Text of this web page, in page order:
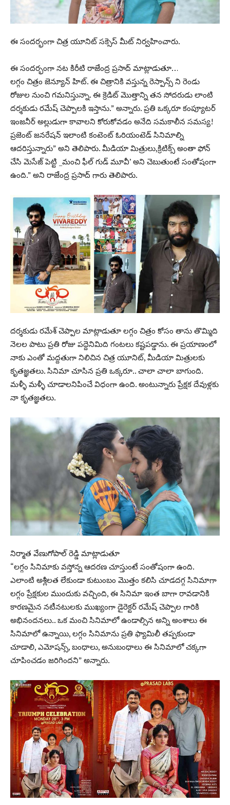
ఈ సందర్భంగా చిత్ర యూనిట్ సక్సెస్ మీట్ నిర్వహించారు.
ఈ సందర్భంగా నట కిరీటి రాజేంద్ర ప్రసాద్ మాట్లాడుతూ…
లగ్గం చిత్రం జెన్యూన్ హిట్. ఈ చిత్రానికి వస్తున్న రెస్పాన్స్ ని రెండు
రోజుల నుంచి గమనిస్తున్నా. ఈ క్రెడిట్ మొత్తాన్ని తన సోదరుడు లాంటి
దర్శకుడు రమేష్ చెప్పాలకి ఇస్తాను.” అన్నారు. ప్రతి ఒక్కరూ కంప్యూటర్
ఇంజనీర్ అల్లుడుగా కావాలని కోరుకోవడం అనేది సమకాలీన సమస్య!
ప్రజెంట్ జనరేషన్ ఇలాంటి కంటెంట్ ఓరియంటెడ్ సినిమాల్ని
ఆదరిస్తున్నారు” అని తెలిపారు. మీడియా మిత్రులు,క్రిటిక్స్ అంతా ఫోన్
చేసి మెసేజ్ పెట్టి _మంచి ఫీల్ గుడ్ మూవీ’ అని చెబుతుంటే సంతోషంగా
ఉంది.” అని రాజేంద్ర ప్రసాద్ గారు తెలిపారు.
దర్శకుడు రమేశ్ చెప్పాల మాట్లాడుతూ లగ్గం చిత్రం కోసం తాను తొమ్మిది
నెలల పాటు ప్రతి రోజు పద్దెనిమిది గంటలు కష్టపడ్డాను. ఈ ప్రయాణంలో
నాకు ఎంతో మద్దతుగా నిలిచిన చిత్ర యూనిట్, మీడియా మిత్రులకు
కృతజ్ఞతలు. సినిమా చూసిన ప్రతి ఒక్కరూ.. చాలా చాలా బాగుంది.
మళ్ళీ మళ్ళీ చూడాలనిపించే విధంగా ఉంది. అంటున్నారు ప్రేక్షక దేవుళ్లకు
నా కృతజ్ఞతలు.
నిర్మాత వేణుగోపాల్ రెడ్డి మాట్లాడుతూ
“లగ్గం సినిమాకు వస్తోన్న ఆదరణ చూస్తుంటే సంతోషంగా ఉంది.
ఎలాంటి అశ్లీలత లేకుండా కుటుంబం మొత్తం కలిసి చూడదగ్గ సినిమాగా
లగ్గం ప్రేక్షకుల ముందుకు వచ్చింది, ఈ సినిమా ఇంత బాగా రావడానికి
కారణమైన నటీనటులకు ముఖ్యంగా డైరెక్టర్ రమేష్ చెప్పాల గారికి
అభినందనలు.. ఒక మంచి సినిమాలో ఉండాల్సిన అన్ని అంశాలు ఈ
సినిమాలో ఉన్నాయి, లగ్గం సినిమాను ప్రతి ఫ్యామిలీ తప్పకుండా
చూడాలి, ఎమోషన్స్, బంధాలు, అనుబంధాలు ఈ సినిమాలో చక్కగా
చూపించడం జరిగిందని” అన్నారు.